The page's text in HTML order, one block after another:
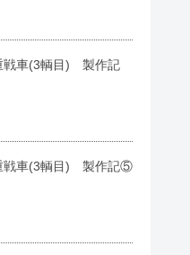
車(3輌目) 製作記
戦車(3輌目) 製作記⑤